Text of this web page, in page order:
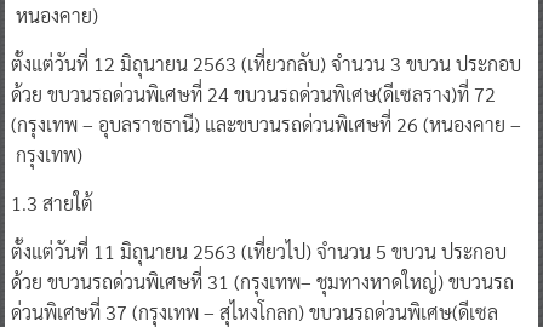
หนองคาย)
ตั้งแต่วันที่ 12 มิถุนายน 2563 (เที่ยวกลับ) จำนวน 3 ขบวน ประกอบ
ด้วย ขบวนรถด่วนพิเศษที่ 24 ขบวนรถด่วนพิเศษ(ดีเซลราง)ที่ 72
(กรุงเทพ – อุบลราชธานี) และขบวนรถด่วนพิเศษที่ 26 (หนองคาย –
กรุงเทพ)
1.3 สายใต้
ตั้งแต่วันที่ 11 มิถุนายน 2563 (เที่ยวไป) จำนวน 5 ขบวน ประกอบ
ด้วย ขบวนรถด่วนพิเศษที่ 31 (กรุงเทพ– ชุมทางหาดใหญ่) ขบวนรถ
ด่วนพิเศษที่ 37 (กรุงเทพ – สุไหงโกลก) ขบวนรถด่วนพิเศษ(ดีเซล